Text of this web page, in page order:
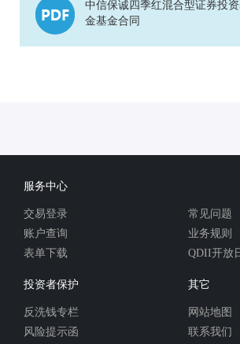
中信保诚四季红混合型证券投
金基金合同
服务中心
交易登录
账户查询
表单下载
常见问题
业务规则
QDII开放
投资者保护
反洗钱专栏
风险提示函
其它
网站地图
联系我们